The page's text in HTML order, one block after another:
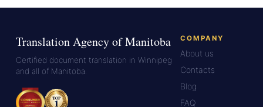
Translation Agency of Manitoba
Certified document translation in Winnipeg
and all of Manitoba.
COMPANY
About us
Contacts
Blog
FAQ